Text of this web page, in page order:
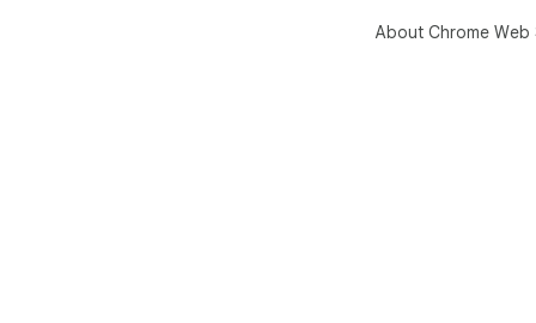
About Chrome Web